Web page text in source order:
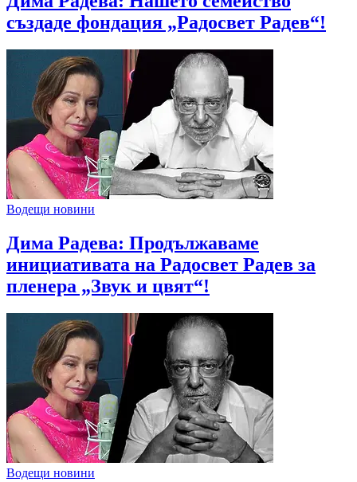
създаде фондация „Радосвет Радев“!
Водещи новини
Дима Радева: Продължаваме
инициативата на Радосвет Радев за
пленера „Звук и цвят“!
Водещи новини